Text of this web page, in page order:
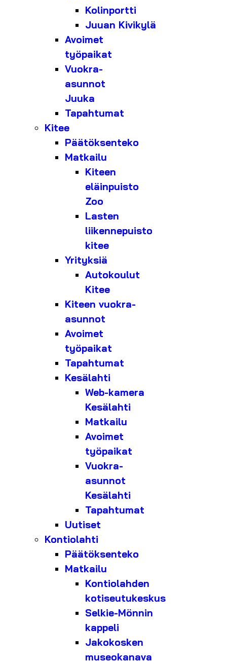
Kolinportti
Juuan Kivikylä
Avoimet
työpaikat
Vuokra-
asunnot
Juuka
Tapahtumat
Kitee
Päätöksenteko
Matkailu
Kiteen
eläinpuisto
Zoo
Lasten
liikennepuisto
kitee
Yrityksiä
Autokoulut
Kitee
Kiteen vuokra-
asunnot
Avoimet
työpaikat
Tapahtumat
Kesälahti
Web-kamera
Kesälahti
Matkailu
Avoimet
työpaikat
Vuokra-
asunnot
Kesälahti
Tapahtumat
Uutiset
Kontiolahti
Päätöksenteko
Matkailu
Kontiolahden
kotiseutukeskus
Selkie-Mönnin
kappeli
Jakokosken
museokanava